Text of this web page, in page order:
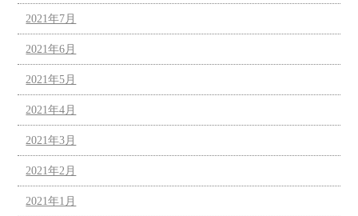
2021年7月
2021年6月
2021年5月
2021年4月
2021年3月
2021年2月
2021年1月